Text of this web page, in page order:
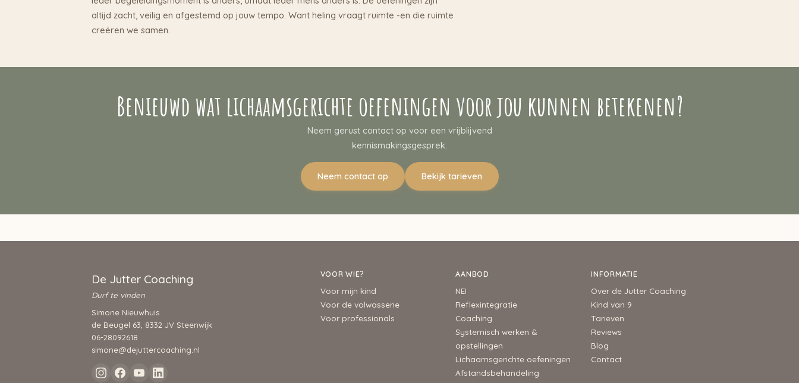
altijd zacht, veilig en afgestemd op jouw tempo. Want heling vraagt ruimte -en die ruimte
creëren we samen.
Benieuwd wat lichaamsgerichte oefeningen voor jou kunnen betekenen?
Neem gerust contact op voor een vrijblijvend
kennismakingsgesprek.
Neem contact op Bekijk tarieven
De Jutter Coaching
Durf te vinden
Simone Nieuwhuis
de Beugel 63, 8332 JV Steenwijk
06-28092618
simone@dejuttercoaching.nl
VOOR WIE?
Voor mijn kind
Voor de volwassene
Voor professionals
AANBOD
NEI
Reflexintegratie
Coaching
Systemisch werken &
opstellingen
Lichaamsgerichte oefeningen
Afstandsbehandeling
INFORMATIE
Over de Jutter Coaching
Kind van 9
Tarieven
Reviews
Blog
Contact